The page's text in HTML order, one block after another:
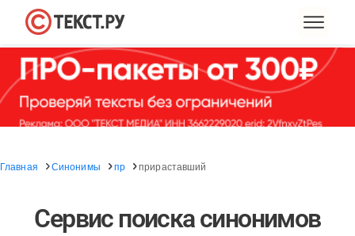
Главная Синонимы пр прираставший
Сервис поиска синонимов